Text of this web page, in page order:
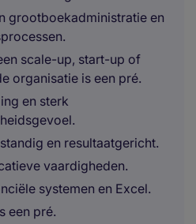
grootboekadministratie en
scale-up, start-up of
organisatie is een pré.
en sterk
en resultaatgericht.
vaardigheden.
systemen en Excel.
een pré.